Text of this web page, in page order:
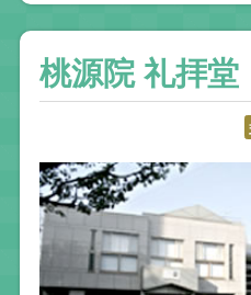
桃源院 礼拝堂